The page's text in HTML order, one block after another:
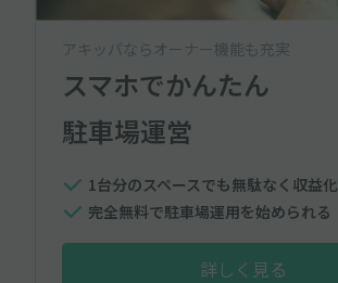
アキッパならオーナー機能も充実
スマホでかんたん
駐車場運営
1台分のスペースでも無駄なく収益化
完全無料で駐車場運用を始められる
詳しく見る